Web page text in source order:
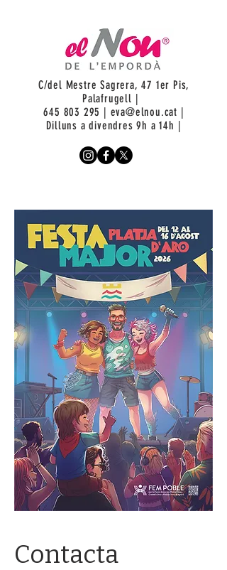
C/del Mestre Sagrera, 47 1er Pis,
Palafrugell |
645 803 295 | eva@elnou.cat |
Dilluns a divendres 9h a 14h |
Contacta